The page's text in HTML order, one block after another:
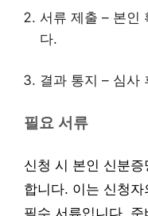
서류 제출 – 본인
다.
결과 통지 – 심사
필요 서류
신청 시 본인 신분
합니다. 이는 신청